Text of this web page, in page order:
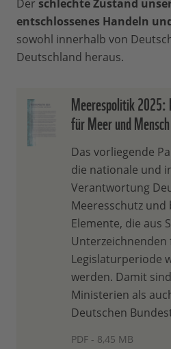
Der schlechte Zustand
entschlossenes Handeln
sowohl innerhalb von
Deutschland heraus.
Meerespolitik 2025:
für Meer und Mensch
Das vorliegende
die nationale und
Verantwortung
Meeresschutz
Elemente, die aus
Unterzeichnenden
Legislaturperiode
werden. Damit
Ministerien als
Deutschen
PDF - 8,45 MB